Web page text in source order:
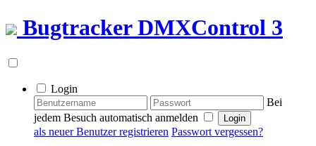
BugtrackerDMXControl 3
Login
Bei
jedem Besuch automatisch anmelden
als neuer Benutzer registrieren Passwort vergessen?